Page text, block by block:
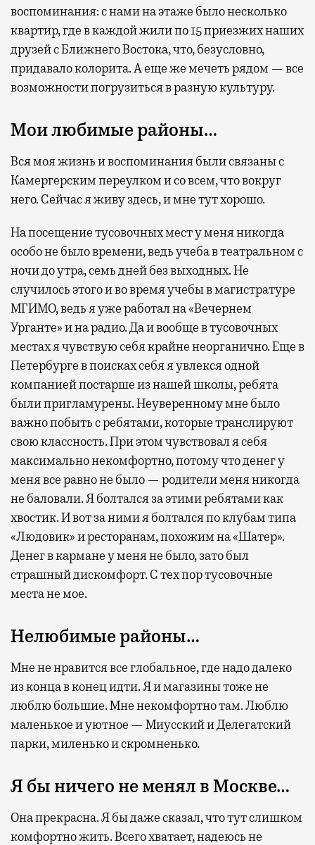
воспоминания: с нами на этаже было несколько
квартир, где в каждой жили по 15 приезжих наших
друзей с Ближнего Востока, что, безусловно,
придавало колорита. А еще же мечеть рядом — все
возможности погрузиться в разную культуру.
Мои любимые районы…
Вся моя жизнь и воспоминания были связаны с
Камергерским переулком и со всем, что вокруг
него. Сейчас я живу здесь, и мне тут хорошо.
На посещение тусовочных мест у меня никогда
особо не было времени, ведь учеба в театральном с
ночи до утра, семь дней без выходных. Не
случилось этого и во время учебы в магистратуре
МГИМО, ведь я уже работал на «Вечернем
Урганте» и на радио. Да и вообще в тусовочных
местах я чувствую себя крайне неорганично. Еще в
Петербурге в поисках себя я увлекся одной
компанией постарше из нашей школы, ребята
были пригламурены. Неуверенному мне было
важно побыть с ребятами, которые транслируют
свою классность. При этом чувствовал я себя
максимально некомфортно, потому что денег у
меня все равно не было — родители меня никогда
не баловали. Я болтался за этими ребятами как
хвостик. И вот за ними я болтался по клубам типа
«Людовик» и ресторанам, похожим на «Шатер».
Денег в кармане у меня не было, зато был
страшный дискомфорт. С тех пор тусовочные
места не мое.
Нелюбимые районы…
Мне не нравится все глобальное, где надо далеко
из конца в конец идти. Я и магазины тоже не
люблю большие. Мне некомфортно там. Люблю
маленькое и уютное — Миусский и Делегатский
парки, миленько и скромненько.
Я бы ничего не менял в Москве…
Она прекрасна. Я бы даже сказал, что тут слишком
комфортно жить. Всего хватает, надеюсь не